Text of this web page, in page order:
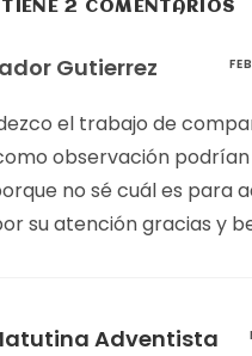
2 COMENTARIOS
Gutierrez
el trabajo de
observación
no sé cuál es para
su atención gracias y
Adventista